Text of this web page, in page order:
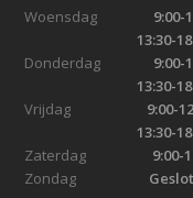
Woensdag
9:00-
13:30-
Donderdag 9:00-
13:30-
Vrijdag 9:00-
13:30-
Zaterdag 9:00-
Zondag